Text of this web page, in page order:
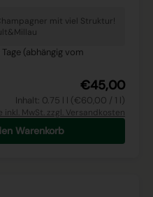
mit viel Struktur!
(abhängig vom
€45,00
Inhalt: 0.75 l l (€60,00 / 1 l)
inkl. MwSt. zzgl. Versandkosten
Warenkorb